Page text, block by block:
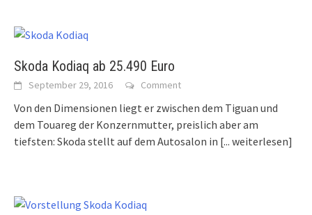
Skoda Kodiaq ab 25.490 Euro
September 29, 2016 Comment
Von den Dimensionen liegt er zwischen dem Tiguan und
dem Touareg der Konzernmutter, preislich aber am
tiefsten: Skoda stellt auf dem Autosalon in [... weiterlesen]